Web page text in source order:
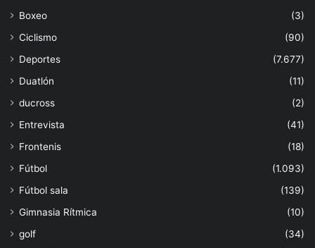
Boxeo
(3)
Ciclismo
(90)
Deportes
(7.677)
Duatlón
(11)
ducross
(2)
Entrevista
(41)
Frontenis
(18)
Fútbol
(1.093)
Fútbol sala
(139)
Gimnasia Rítmica
(10)
golf
(34)